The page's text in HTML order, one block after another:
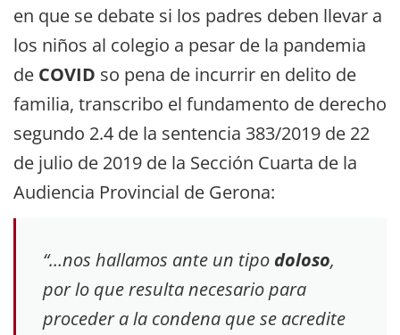
en que se debate si los padres deben llevar a
los niños al colegio a pesar de la pandemia
de COVID so pena de incurrir en delito de
familia, transcribo el fundamento de derecho
segundo 2.4 de la sentencia 383/2019 de 22
de julio de 2019 de la Sección Cuarta de la
Audiencia Provincial de Gerona:
“…nos hallamos ante un tipo doloso,
por lo que resulta necesario para
proceder a la condena que se acredite